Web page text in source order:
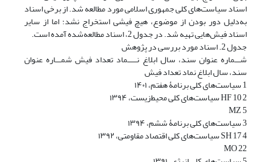
اسناد سیاست‌های کلی جمهوری اسلامی مورد مطالعه شد. از برخی اسناد
به‌دلیل دور بودن از موضوع، هیچ فیشی استخراج نشد؛ اما از سایر
اسناد فیش‌هایی تهیه شد. در جدول 2، اسناد مطالعه‌شده آمده است.
جدول 2. اسناد مورد بررسی در پژوهش
شـــماره عنوان سند، سال ابلاغ نـــــماد تعداد فیش شمـــاره عنوان
سند، سال ابلاغ نماد تعداد فیش
1 ‏سیاست‌های کلی برنامۀ هفتم، ۱۴۰۱
HF 10 2 ‏سیاست‌های کلی محیط‌زیست، ۱۳۹۴
MZ 5
3 ‏سیاست‌های کلی برنامۀ ششم، ۱۳۹۴
SH 17 4 ‏سیاست‌های کلی اقتصاد مقاومتی، ۱۳۹۲
MO 22